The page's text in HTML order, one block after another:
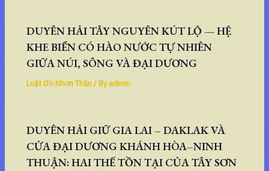
DUYÊN HẢI TÂY NGUYÊN KÚT LỘ — HỆ
KHE BIỂN CÓ HÀO NƯỚC TỰ NHIÊN
GIỮA NÚI, SÔNG VÀ ĐẠI DƯƠNG
Luật Ơn Nhơn Thần/ Byadmin
DUYÊN HẢI GIỮ GIA LAI – DAKLAK VÀ
CỬA ĐẠI DƯƠNG KHÁNH HÒA–NINH
THUẬN: HAI THẾ TỒN TẠI CỦA TÂY SƠN